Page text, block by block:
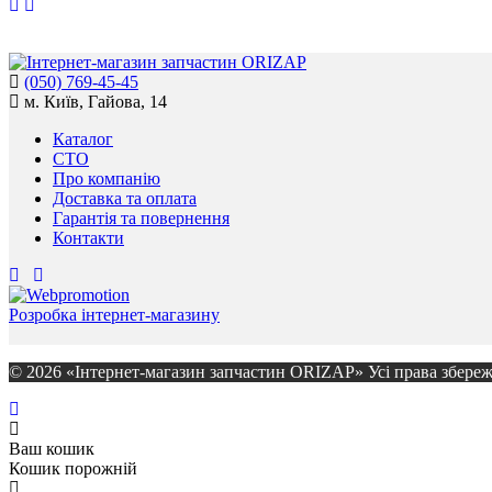
(050) 769-45-45
м. Київ, Гайова, 14
Каталог
СТО
Про компанію
Доставка та оплата
Гарантія та повернення
Контакти
Розробка інтернет-магазину
© 2026 «Інтернет-магазин запчастин ORIZAP» Усі права
Ваш кошик
Кошик порожній